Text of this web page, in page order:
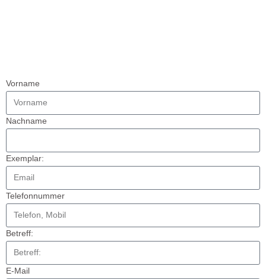
Vorname
Nachname
Exemplar:
Telefonnummer
Betreff:
E-Mail